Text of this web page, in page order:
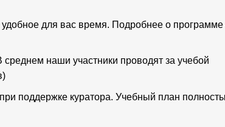
для вас время. Подробнее о программе
наши участники проводят за учебой
поддержке куратора. Учебный план